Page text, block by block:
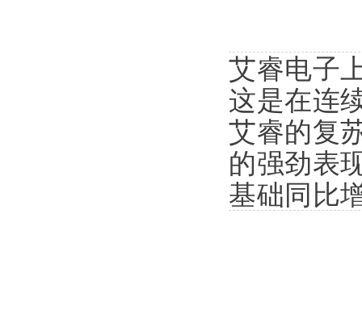
艾睿电子
这是在连
艾睿的复
的强劲表
基础同比